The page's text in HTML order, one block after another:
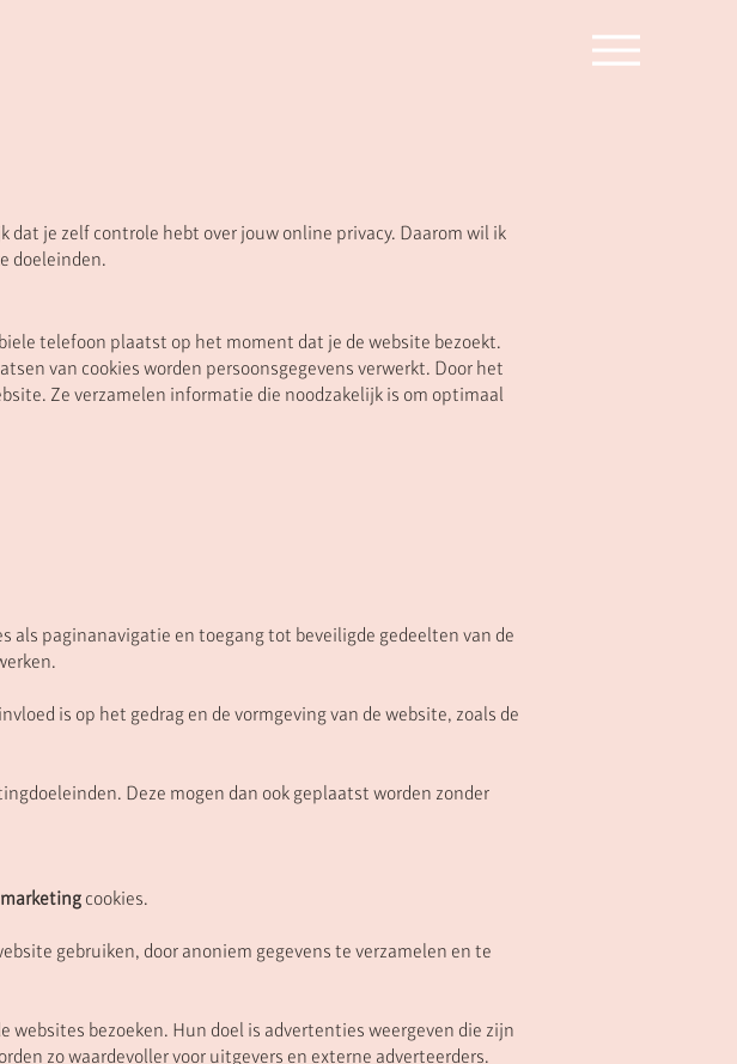
je zelf controle hebt over jouw online privacy. Daarom wil ik
doeleinden.
telefoon plaatst op het moment dat je de website bezoekt.
van cookies worden persoonsgegevens verwerkt. Door het
Ze verzamelen informatie die noodzakelijk is om optimaal
als paginanavigatie en toegang tot beveiligde gedeelten van de
is op het gedrag en de vormgeving van de website, zoals de
Deze mogen dan ook geplaatst worden zonder
marketing cookies.
gebruiken, door anoniem gegevens te verzamelen en te
bezoeken. Hun doel is advertenties weergeven die zijn
zo waardevoller voor uitgevers en externe adverteerders.